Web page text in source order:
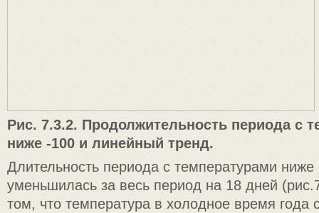
Рис. 7.3.2. Продолжительность периода с
ниже -100 и линейный тренд.
Длительность периода с температурами ниже
уменьшилась за весь период на 18 дней
том, что температура в холодное время года